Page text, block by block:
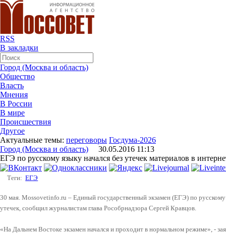
RSS
В закладки
Город (Москва и область)
Общество
Власть
Мнения
В России
В мире
Происшествия
Другое
Актуальные темы: переговоры Госдума-2026
Город (Москва и область) 30.05.2016 11:13
ЕГЭ по русскому языку начался без утечек материалов в
Теги: ЕГЭ
30 мая. Mossovetinfo.ru – Единый государственный экзамен (ЕГЭ) по
утечек, сообщил журналистам глава Рособрнадзора Сергей Кравцов.
«На Дальнем Востоке экзамен начался и проходит в нормальном режиме», -